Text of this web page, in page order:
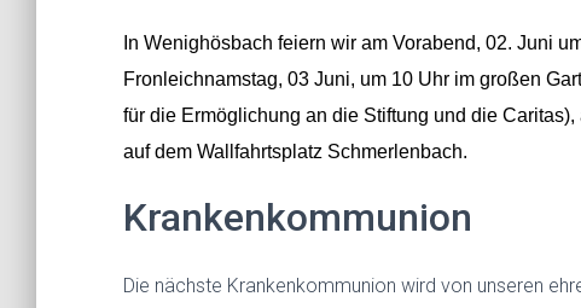
In Wenighösbach feiern wir am Vorabend, 02. Juni
Fronleichnamstag, 03 Juni, um 10 Uhr im großen
für die Ermöglichung an die Stiftung und die Caritas),
auf dem Wallfahrtsplatz Schmerlenbach.
Krankenkommunion
Die nächste Krankenkommunion wird von unseren